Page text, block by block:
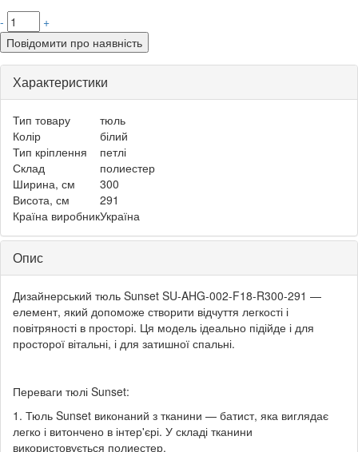
-
+
Повідомити про наявність
Характеристики
Тип товару
тюль
Колір
білий
Тип кріплення
петлі
Склад
полиестер
Ширина, см
300
Висота, см
291
Країна виробникУкраїна
Опис
Дизайнерський тюль Sunset SU-AHG-002-F18-R300-291 —
елемент, який допоможе створити відчуття легкості і
повітряності в просторі. Ця модель ідеально підійде і для
просторої вітальні, і для затишної спальні.
Переваги тюлі Sunset:
1. Тюль Sunset виконаний з тканини — батист, яка виглядає
легко і витончено в інтер'єрі. У складі тканини
використовується полиестер.